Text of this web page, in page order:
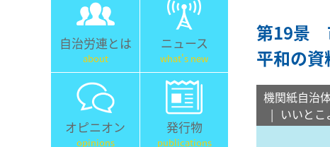
自治労連とは
about
ニュース
what's new
オピニオン
opinions
発行物
publications
第19景
平和の資
機関紙自治
いいと